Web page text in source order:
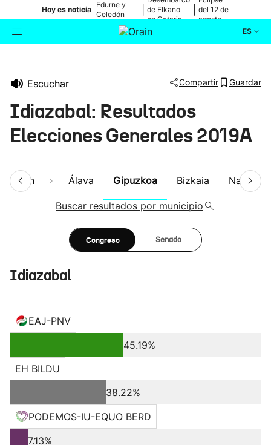
Hoy es noticia
Edurne y
Celedón
de Elkano
en Getaria
del 12 de
agosto
ES
Escuchar Compartir Guardar
Idiazabal: Resultados
Elecciones Generales 2019A
Álava Gipuzkoa Bizkaia Navarra
Buscar resultados por municipio
Congreso Senado
Idiazabal
EAJ-PNV
45.19%
EH BILDU
38.22%
PODEMOS-IU-EQUO BERD
7.13%